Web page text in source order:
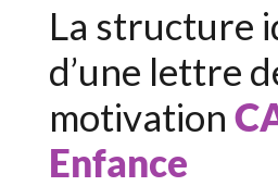
La structure
d’une lettre
motivation
Enfance